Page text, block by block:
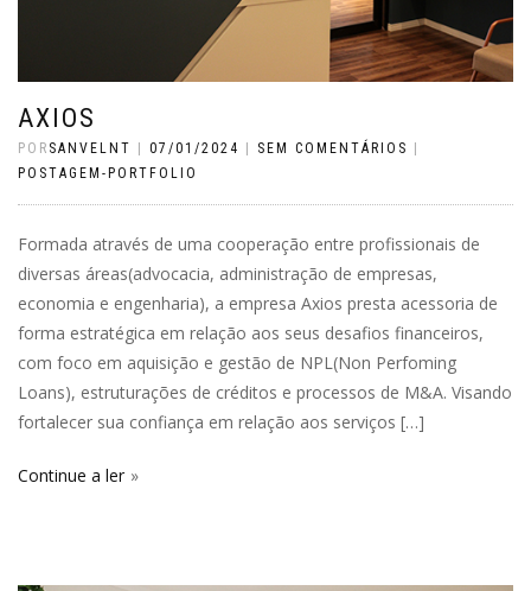
AXIOS
POR SANVELNT 07/01/2024 SEM COMENTÁRIOS
POSTAGEM-PORTFOLIO
Formada através de uma cooperação entre profissionais de
diversas áreas(advocacia, administração de empresas,
economia e engenharia), a empresa Axios presta acessoria de
forma estratégica em relação aos seus desafios financeiros,
com foco em aquisição e gestão de NPL(Non Perfoming
Loans), estruturações de créditos e processos de M&A. Visando
fortalecer sua confiança em relação aos serviços […]
Continue a ler